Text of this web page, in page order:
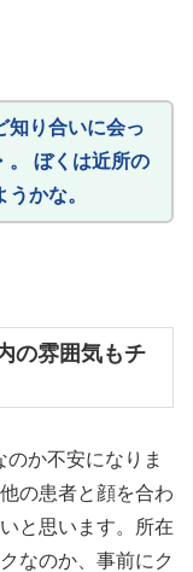
知り合いに会っ
。 ぼくは近所の
かな。
の雰囲気もチ
か不安になりま
の患者と顔を合わ
と思います。所在
なのか、事前にク